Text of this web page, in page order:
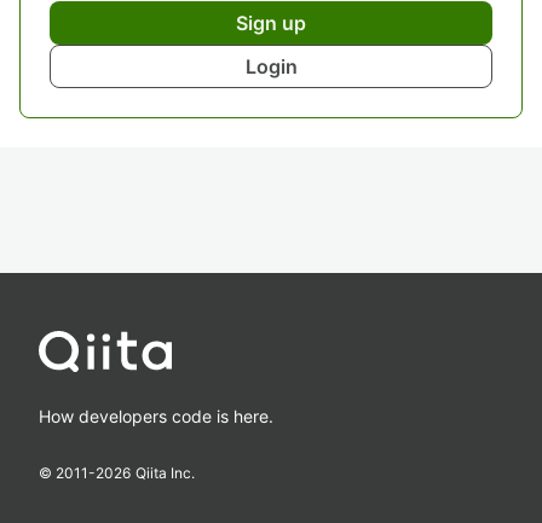
Sign up
Login
How developers code is here.
© 2011-2026 Qiita Inc.